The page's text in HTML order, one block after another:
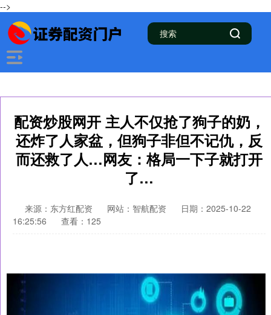
-->
配资炒股网开 主人不仅抢了狗子的奶，
还炸了人家盆，但狗子非但不记仇，反
而还救了人…网友：格局一下子就打开
了…
来源：东方红配资 网站：智航配资
日期：2025-10-22
16:25:56
查看：125